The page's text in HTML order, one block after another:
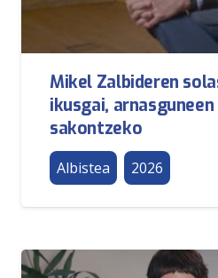
Mikel Zalbideren
ikusgai,
sakontzeko
Albistea 2026